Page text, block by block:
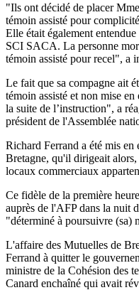
"Ils ont décidé de placer
témoin assisté pour
Elle était également
SCI SACA. La personne
témoin assisté pour recel", a
Le fait que sa compagne ait
témoin assisté et non mise
la suite de l’instruction", a
président de l'Assemblée
Richard Ferrand a été mis en
Bretagne, qu'il dirigeait
locaux commerciaux
Ce fidèle de la première
auprès de l'AFP dans la nuit
"déterminé à poursuivre (sa)
L'affaire des Mutuelles de
Ferrand à quitter le
ministre de la Cohésion des
Canard enchaîné qui avait